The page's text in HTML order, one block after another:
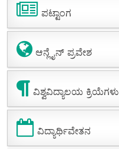
ಪಟ್ಟಾಂಗ
ಆನ್ಲೈನ್ ಪ್ರವೇಶ
ವಿಶ್ವವಿದ್ಯಾಲಯ ಕ್ರಿಯೆಗಳು
ವಿದ್ಯಾರ್ಥಿವೇತನ